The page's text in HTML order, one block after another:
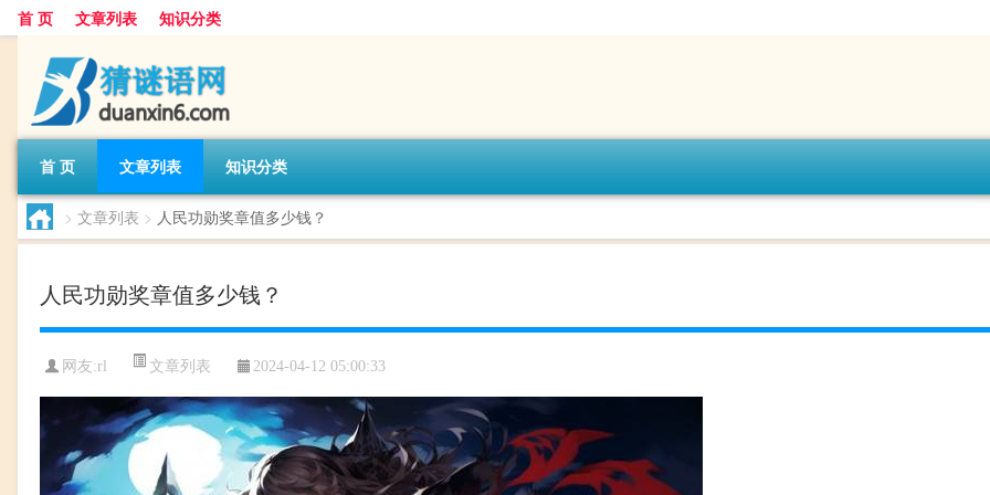
首 页 文章列表 知识分类
首 页 文章列表 知识分类
> 文章列表 > 人民功勋奖章值多少钱？
人民功勋奖章值多少钱？
网友:rl 文章列表 2024-04-12 05:00:33